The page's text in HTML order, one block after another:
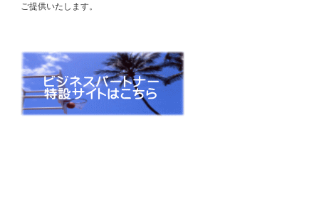
ご提供いたします。